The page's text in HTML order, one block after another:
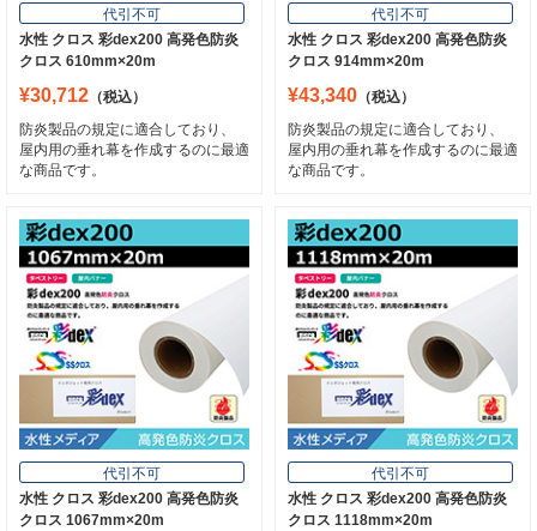
代引不可
水性 クロス 彩dex200 高発色防炎
クロス 610mm×20m
¥30,712 （税込）
防炎製品の規定に適合しており、
屋内用の垂れ幕を作成するのに最適
な商品です。
代引不可
水性 クロス 彩dex200 高発色防炎
クロス 914mm×20m
¥43,340 （税込）
防炎製品の規定に適合しており、
屋内用の垂れ幕を作成するのに最適
な商品です。
代引不可
水性 クロス 彩dex200 高発色防炎
クロス 1067mm×20m
代引不可
水性 クロス 彩dex200 高発色防炎
クロス 1118mm×20m